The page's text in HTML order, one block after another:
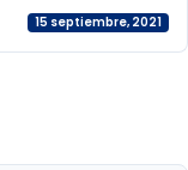
15 septiembre, 2021